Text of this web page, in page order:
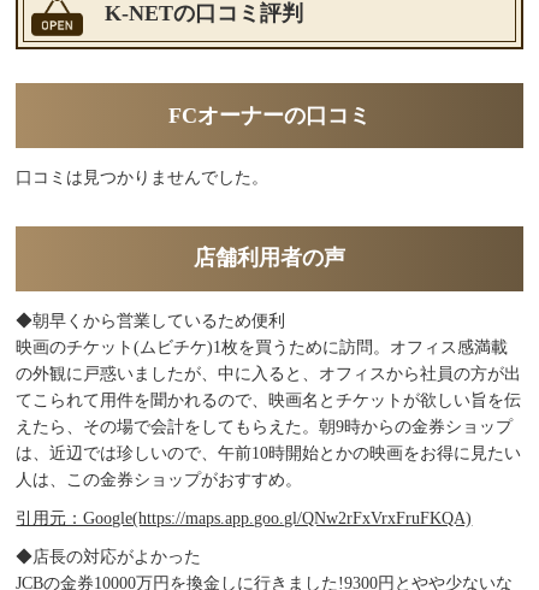
K-NETの口コミ評判
FCオーナーの口コミ
口コミは見つかりませんでした。
店舗利用者の声
◆朝早くから営業しているため便利
映画のチケット(ムビチケ)1枚を買うために訪問。オフィス感満載
の外観に戸惑いましたが、中に入ると、オフィスから社員の方が出
てこられて用件を聞かれるので、映画名とチケットが欲しい旨を伝
えたら、その場で会計をしてもらえた。朝9時からの金券ショップ
は、近辺では珍しいので、午前10時開始とかの映画をお得に見たい
人は、この金券ショップがおすすめ。
引用元：Google(https://maps.app.goo.gl/QNw2rFxVrxFruFKQA)
◆店長の対応がよかった
JCBの金券10000万円を換金しに行きました!9300円とやや少ないな